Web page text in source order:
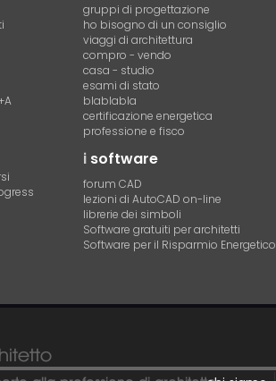
gruppi di progettazione
ho bisogno di un consiglio
viaggi di architettura
compro - vendo
casa - studio
esami di stato
blablabla
certificazione energetica
professione e fisco
i software
forum CAD
lezioni di AutoCAD on-line
librerie dei simboli
Software gratuiti per architetti
Software per il Risparmio Energetico